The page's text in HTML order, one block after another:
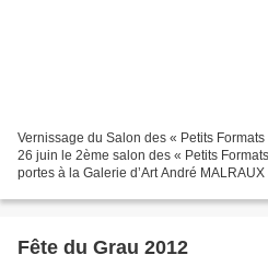
Vernissage du Salon des « Petits
26 juin le 2ème salon des « Petits
portes à la Galerie d’Art André
Fête du Grau 2012